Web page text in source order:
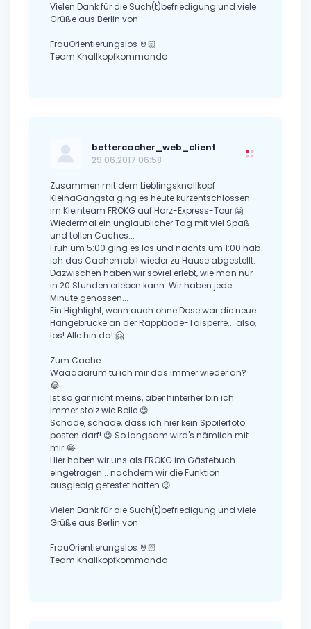
Vielen Dank für die Such(t)befriedigung und viele
Grüße aus Berlin von
FrauOrientierungslos 🤘🏻
Team Knallkopfkommando
bettercacher_web_client
29.06.2017 06:58
Zusammen mit dem Lieblingsknallkopf
KleinaGangsta ging es heute kurzentschlossen
im Kleinteam FROKG auf Harz-Express-Tour 🤗
Wiedermal ein unglaublicher Tag mit viel Spaß
und tollen Caches...
Früh um 5:00 ging es los und nachts um 1:00 hab
ich das Cachemobil wieder zu Hause abgestellt.
Dazwischen haben wir soviel erlebt, wie man nur
in 20 Stunden erleben kann. Wir haben jede
Minute genossen...
Ein Highlight, wenn auch ohne Dose war die neue
Hängebrücke an der Rappbode-Talsperre... also,
los! Alle hin da! 🤗
Zum Cache:
Waaaaarum tu ich mir das immer wieder an?
😂
Ist so gar nicht meins, aber hinterher bin ich
immer stolz wie Bolle 😉
Schade, schade, dass ich hier kein Spoilerfoto
posten darf! 😉 So langsam wird's nämlich mit
mir 😂
Hier haben wir uns als FROKG im Gästebuch
eingetragen... nachdem wir die Funktion
ausgiebig getestet hatten 😉
Vielen Dank für die Such(t)befriedigung und viele
Grüße aus Berlin von
FrauOrientierungslos 🤘🏻
Team Knallkopfkommando